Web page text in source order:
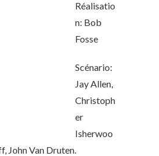
Réalisatio
n: Bob
Fosse
Scénario:
Jay Allen,
Christoph
er
Isherwoo
John Van Druten.